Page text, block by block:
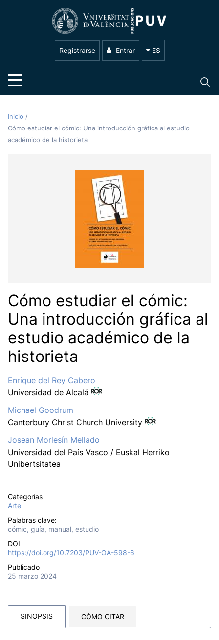
Registrarse Entrar ES
Inicio /
Cómo estudiar el cómic: Una introducción gráfica al estudio
académico de la historieta
Cómo estudiar el cómic:
Una introducción gráfica al
estudio académico de la
historieta
Enrique del Rey Cabero
Universidad de Alcalá
Michael Goodrum
Canterbury Christ Church University
Josean Morlesín Mellado
Universidad del País Vasco / Euskal Herriko
Unibertsitatea
Categorías
Arte
Palabras clave:
cómic, guía, manual, estudio
DOI
https://doi.org/10.7203/PUV-OA-598-6
Publicado
25 marzo 2024
SINOPSIS CÓMO CITAR